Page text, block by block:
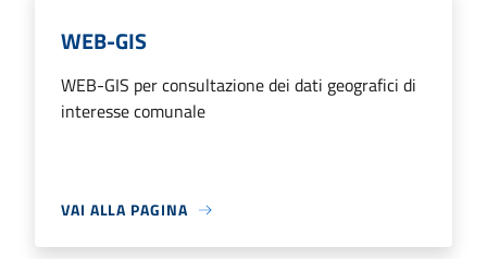
WEB-GIS
WEB-GIS per consultazione dei dati geografici di
interesse comunale
VAI ALLA PAGINA